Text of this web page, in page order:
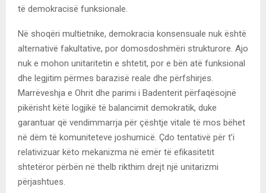
të demokracisë funksionale.
Në shoqëri multietnike, demokracia konsensuale nuk është
alternativë fakultative, por domosdoshmëri strukturore. Ajo
nuk e mohon unitaritetin e shtetit, por e bën atë funksional
dhe legjitim përmes barazisë reale dhe përfshirjes.
Marrëveshja e Ohrit dhe parimi i Badenterit përfaqësojnë
pikërisht këtë logjikë të balancimit demokratik, duke
garantuar që vendimmarrja për çështje vitale të mos bëhet
në dëm të komuniteteve joshumicë. Çdo tentativë për t’i
relativizuar këto mekanizma në emër të efikasitetit
shtetëror përbën në thelb rikthim drejt një unitarizmi
përjashtues.